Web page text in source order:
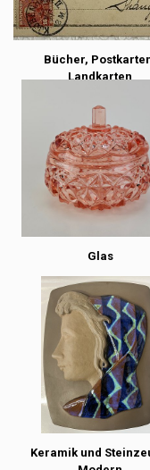
Bücher,
Landkarten
Glas
Keramik und